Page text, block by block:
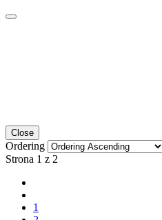
Close
Ordering
Strona 1 z 2
1